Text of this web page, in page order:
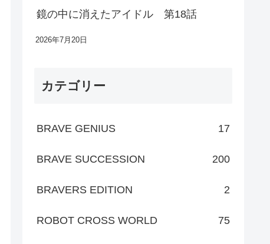
鏡の中に消えたアイドル 第18話
2026年7月20日
カテゴリー
BRAVE GENIUS 17
BRAVE SUCCESSION 200
BRAVERS EDITION 2
ROBOT CROSS WORLD 75